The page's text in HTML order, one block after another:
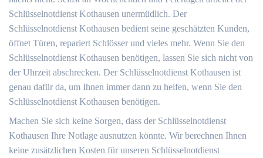
Schlüsselnotdienst Kothausen unermüdlich. Der
Schlüsselnotdienst Kothausen bedient seine geschätzten Kunden,
öffnet Türen, repariert Schlösser und vieles mehr. Wenn Sie den
Schlüsselnotdienst Kothausen benötigen, lassen Sie sich nicht von
der Uhrzeit abschrecken. Der Schlüsselnotdienst Kothausen ist
genau dafür da, um Ihnen immer dann zu helfen, wenn Sie den
Schlüsselnotdienst Kothausen benötigen.
Machen Sie sich keine Sorgen, dass der Schlüsselnotdienst
Kothausen Ihre Notlage ausnutzen könnte. Wir berechnen Ihnen
keine zusätzlichen Kosten für unseren Schlüsselnotdienst